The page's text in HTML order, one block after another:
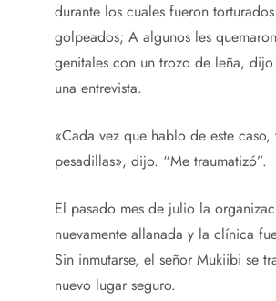
durante los cuales fueron
golpeados; A algunos les
genitales con un trozo de leña,
una entrevista.
«Cada vez que hablo de este caso,
pesadillas», dijo. “Me traumatizó”.
El pasado mes de julio la
nuevamente allanada y la clínica
Sin inmutarse, el señor Mukiibi se
nuevo lugar seguro.